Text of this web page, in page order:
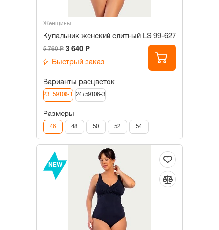
Женщины
Купальник женский слитный LS 99-627
5 760 Р 3 640 Р
Быстрый заказ
Варианты расцветок
23+59106-1 24+59106-3
Размеры
46 48 50 52 54
NEW